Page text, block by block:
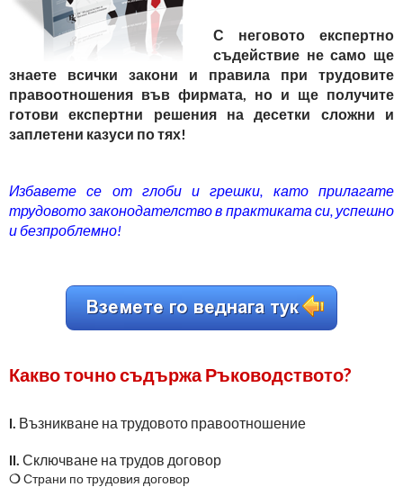
С неговото експертно
съдействие не само ще
знаете всички закони и правила при трудовите
правоотношения във фирмата, но и ще получите
готови експертни решения на десетки сложни и
заплетени казуси по тях!
Избавете се от глоби и грешки, като прилагате
трудовото законодателство в практиката си, успешно
и безпроблемно!
Какво точно съдържа Ръководството?
I. Възникване на трудовото правоотношение
II. Сключване на трудов договор
❍Страни по трудовия договор